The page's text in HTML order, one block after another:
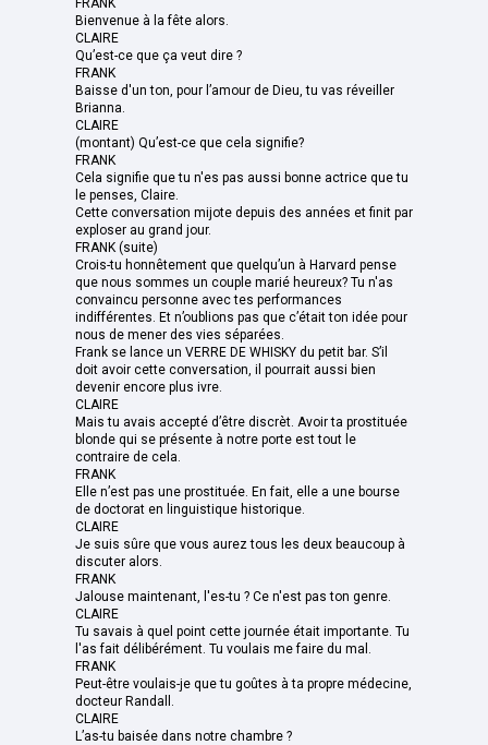
FRANK
Bienvenue à la fête alors.
CLAIRE
Qu’est-ce que ça veut dire ?
FRANK
Baisse d'un ton, pour l’amour de Dieu, tu vas réveiller
Brianna.
CLAIRE
(montant) Qu’est-ce que cela signifie?
FRANK
Cela signifie que tu n'es pas aussi bonne actrice que tu
le penses, Claire.
Cette conversation mijote depuis des années et finit par
exploser au grand jour.
FRANK (suite)
Crois-tu honnêtement que quelqu’un à Harvard pense
que nous sommes un couple marié heureux? Tu n'as
convaincu personne avec tes performances
indifférentes. Et n’oublions pas que c’était ton idée pour
nous de mener des vies séparées.
Frank se lance un VERRE DE WHISKY du petit bar. S’il
doit avoir cette conversation, il pourrait aussi bien
devenir encore plus ivre.
CLAIRE
Mais tu avais accepté d’être discrèt. Avoir ta prostituée
blonde qui se présente à notre porte est tout le
contraire de cela.
FRANK
Elle n’est pas une prostituée. En fait, elle a une bourse
de doctorat en linguistique historique.
CLAIRE
Je suis sûre que vous aurez tous les deux beaucoup à
discuter alors.
FRANK
Jalouse maintenant, l'es-tu ? Ce n'est pas ton genre.
CLAIRE
Tu savais à quel point cette journée était importante. Tu
l'as fait délibérément. Tu voulais me faire du mal.
FRANK
Peut-être voulais-je que tu goûtes à ta propre médecine,
docteur Randall.
CLAIRE
L’as-tu baisée dans notre chambre ?